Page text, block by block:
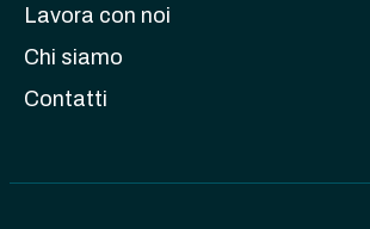
Lavora con noi
Chi siamo
Contatti